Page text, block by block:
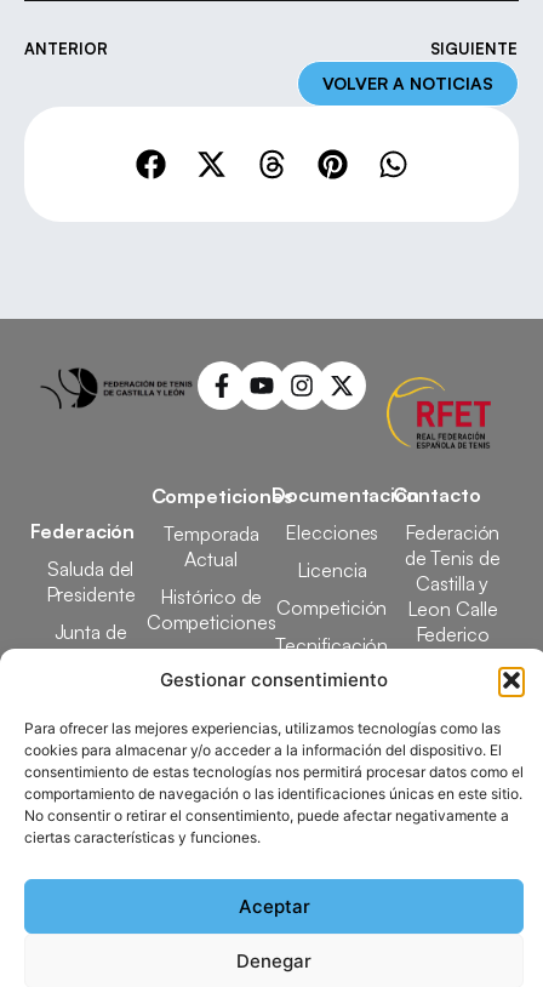
Gestionar consentimiento
Para ofrecer las mejores experiencias, utilizamos tecnologías como las
cookies para almacenar y/o acceder a la información del dispositivo. El
consentimiento de estas tecnologías nos permitirá procesar datos como el
comportamiento de navegación o las identificaciones únicas en este sitio.
No consentir o retirar el consentimiento, puede afectar negativamente a
ciertas características y funciones.
Aceptar
Denegar
ANTERIOR SIGUIENTE
VOLVER A NOTICIAS
Federación
Saluda del
Presidente
Junta de
Gobierno
Elecciones
Clubes
Federados
Competiciones
Temporada
Actual
Histórico de
Competiciones
Arbitrales
Documentación
Elecciones
Licencia
Competición
Tecnificación
Docencia
Contacto
Federación
de Tenis de
Castilla y
Leon Calle
Federico
983 24 94 26
Copyright © 2025 Federación de Tenis de Castilla y León |
Desarrollado porTOOOLS
Política de Cookies